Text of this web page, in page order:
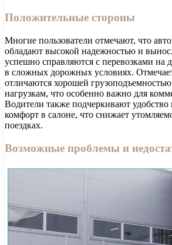
Положительные стороны
Многие пользователи отмечают, что
обладают высокой надежностью и
успешно справляются с перевозками на
в сложных дорожных условиях.
отличаются хорошей
нагрузкам, что особенно важно для
Водители также подчеркивают удобство
комфорт в салоне, что снижает
поездках.
Возможные проблемы и